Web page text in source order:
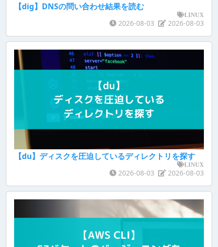
【dig】DNSの問い合わせ結果を読む
LINUX
2026-08-03 2026-08-03
【du】ディスクを圧迫しているディレクトリを探す
LINUX
2026-08-03 2026-08-03